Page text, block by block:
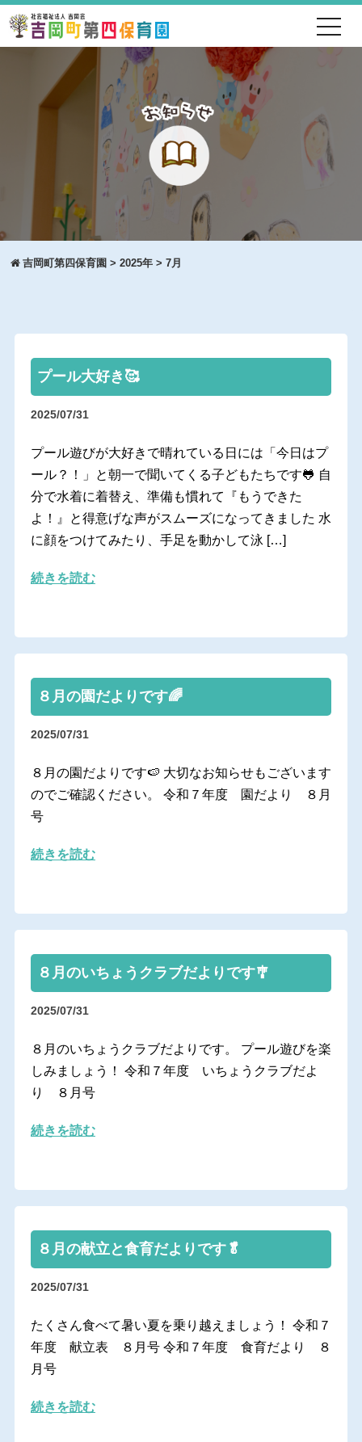
吉岡町第四保育園 > 2025年 > 7月
プール大好き🥰
2025/07/31
プール遊びが大好きで晴れている日には「今日はプ
ール？！」と朝一で聞いてくる子どもたちです🐸 自
分で水着に着替え、準備も慣れて『もうできた
よ！』と得意げな声がスムーズになってきました 水
に顔をつけてみたり、手足を動かして泳 […]
続きを読む
８月の園だよりです🌈
2025/07/31
８月の園だよりです🍉 大切なお知らせもございます
のでご確認ください。 令和７年度 園だより ８月
号
続きを読む
８月のいちょうクラブだよりです🎐
2025/07/31
８月のいちょうクラブだよりです。 プール遊びを楽
しみましょう！ 令和７年度 いちょうクラブだよ
り ８月号
続きを読む
８月の献立と食育だよりです🥬
2025/07/31
たくさん食べて暑い夏を乗り越えましょう！ 令和７
年度 献立表 ８月号 令和７年度 食育だより ８
月号
続きを読む